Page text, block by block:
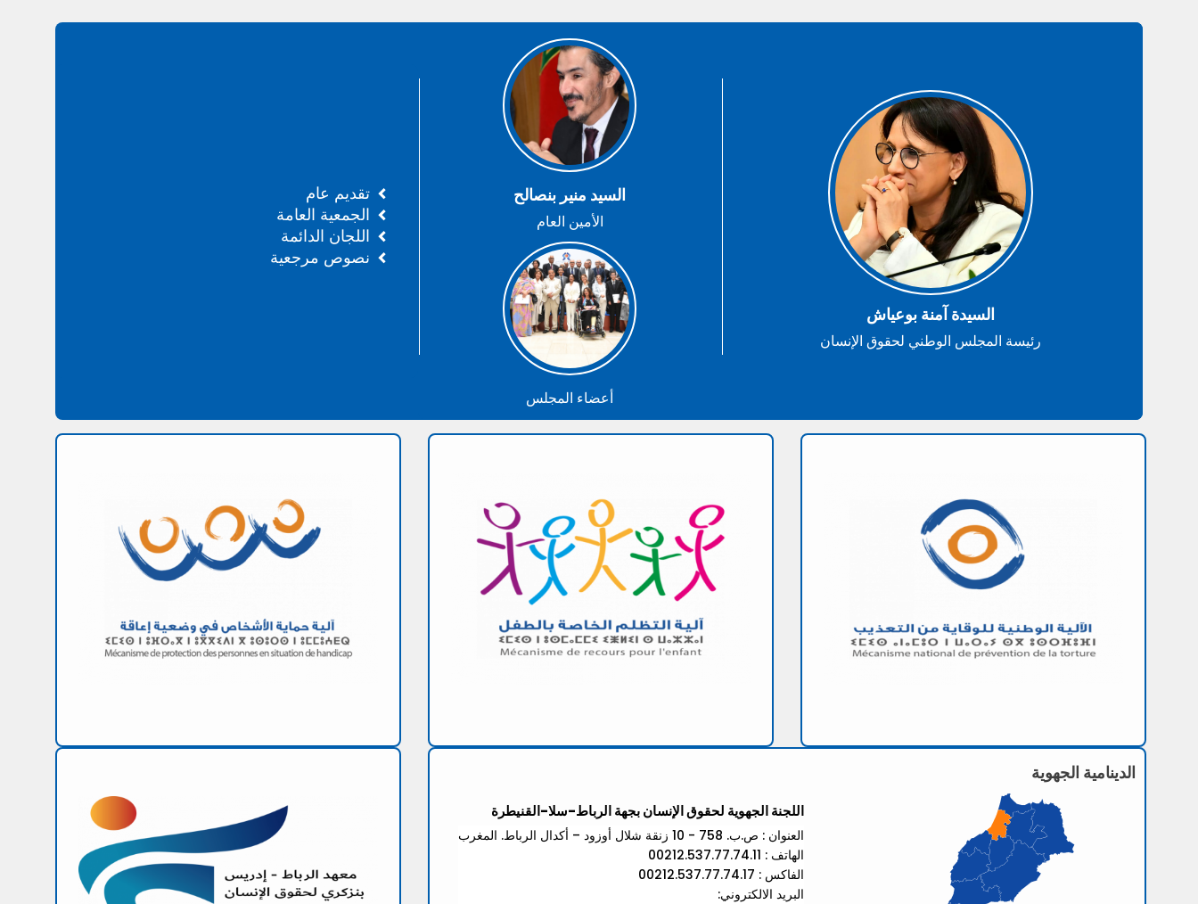
السيدة آمنة بوعياش
رئيسة المجلس الوطني لحقوق الإنسان
السيد منير بنصالح
الأمين العام
أعضاء المجلس
تقديم عام
الجمعية العامة
اللجان الدائمة
نصوص مرجعية
الدينامية الجهوية
اللجنة الجهوية لحقوق الإنسان بجهة الرباط-سلا-القنيطرة
العنوان : ص.ب. 758 - 10 زنقة شلال أوزود – أكدال الرباط. المغرب
الهاتف : 00212.537.77.74.11
الفاكس : 00212.537.77.74.17
البريد الالكتروني: